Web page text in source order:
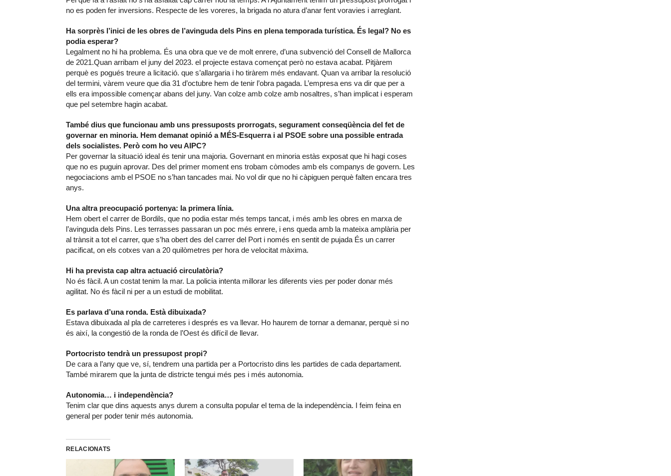
no es poden fer inversions. Respecte de les voreres, la brigada no atura d’anar fent voravies i arreglant.
Ha sorprès l’inici de les obres de l’avinguda dels Pins en plena temporada turística. És legal? No es
podia esperar?
Legalment no hi ha problema. És una obra que ve de molt enrere, d’una subvenció del Consell de Mallorca
de 2021.Quan arribam el juny del 2023. el projecte estava començat però no estava acabat. Pitjàrem
perquè es pogués treure a licitació. que s’allargaria i ho tiràrem més endavant. Quan va arribar la resolució
del termini, vàrem veure que dia 31 d’octubre hem de tenir l’obra pagada. L’empresa ens va dir que per a
ells era impossible començar abans del juny. Van colze amb colze amb nosaltres, s’han implicat i esperam
que pel setembre hagin acabat.
També dius que funcionau amb uns pressuposts prorrogats, segurament conseqüència del fet de
governar en minoria. Hem demanat opinió a MÉS-Esquerra i al PSOE sobre una possible entrada
dels socialistes. Però com ho veu AIPC?
Per governar la situació ideal és tenir una majoria. Governant en minoria estàs exposat que hi hagi coses
que no es puguin aprovar. Des del primer moment ens trobam còmodes amb els companys de govern. Les
negociacions amb el PSOE no s’han tancades mai. No vol dir que no hi càpiguen perquè falten encara tres
anys.
Una altra preocupació portenya: la primera línia.
Hem obert el carrer de Bordils, que no podia estar més temps tancat, i més amb les obres en marxa de
l’avinguda dels Pins. Les terrasses passaran un poc més enrere, i ens queda amb la mateixa amplària per
al trànsit a tot el carrer, que s’ha obert des del carrer del Port i només en sentit de pujada És un carrer
pacificat, on els cotxes van a 20 quilòmetres per hora de velocitat màxima.
Hi ha prevista cap altra actuació circulatòria?
No és fàcil. A un costat tenim la mar. La policia intenta millorar les diferents vies per poder donar més
agilitat. No és fàcil ni per a un estudi de mobilitat.
Es parlava d’una ronda. Està dibuixada?
Estava dibuixada al pla de carreteres i després es va llevar. Ho haurem de tornar a demanar, perquè si no
és així, la congestió de la ronda de l’Oest és difícil de llevar.
Portocristo tendrà un pressupost propi?
De cara a l’any que ve, sí, tendrem una partida per a Portocristo dins les partides de cada departament.
També mirarem que la junta de districte tengui més pes i més autonomia.
Autonomia… i independència?
Tenim clar que dins aquests anys durem a consulta popular el tema de la independència. I feim feina en
general per poder tenir més autonomia.
RELACIONATS